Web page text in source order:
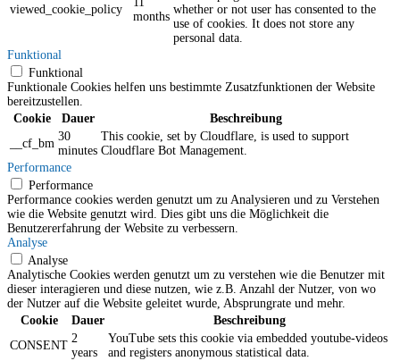
viewed_cookie_policy
months
whether or not user has consented to the
use of cookies. It does not store any
personal data.
Funktional
Funktional
Funktionale Cookies helfen uns bestimmte Zusatzfunktionen der Website
bereitzustellen.
Cookie
Dauer
Beschreibung
__cf_bm
30
minutes
This cookie, set by Cloudflare, is used to support
Cloudflare Bot Management.
Performance
Performance
Performance cookies werden genutzt um zu Analysieren und zu Verstehen
wie die Website genutzt wird. Dies gibt uns die Möglichkeit die
Benutzererfahrung der Website zu verbessern.
Analyse
Analyse
Analytische Cookies werden genutzt um zu verstehen wie die Benutzer mit
dieser interagieren und diese nutzen, wie z.B. Anzahl der Nutzer, von wo
der Nutzer auf die Website geleitet wurde, Absprungrate und mehr.
Cookie
Dauer
Beschreibung
CONSENT
2
years
YouTube sets this cookie via embedded youtube-videos
and registers anonymous statistical data.